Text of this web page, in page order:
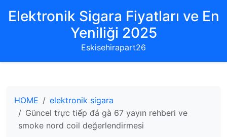
Elektronik Sigara Fiyatları ve En
Yeniliği 2025
Eskisehirapart26
HOME
elektronik sigara
Güncel trực tiếp đá gà 67 yayın rehberi ve
smoke nord coil değerlendirmesi